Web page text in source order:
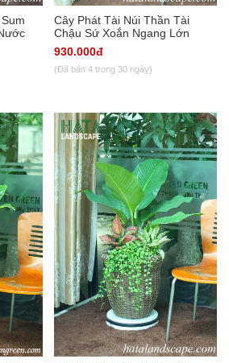
Cây Phát Tài Núi Thần Tài
Chậu Sứ Xoắn Ngang Lớn
930.000đ
(Đã bán 4 trong 30 ngày)